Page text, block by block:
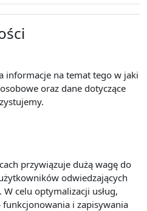
informacje na temat tego w jaki
oraz dane dotyczące
przywiązuje dużą wagę do
odwiedzających
celu optymalizacji usług,
i zapisywania